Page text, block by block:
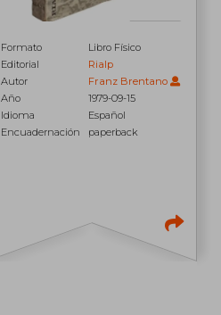
Formato
Libro Físico
Editorial
Rialp
Autor
Franz Brentano
Año
1979-09-15
Idioma
Español
Encuadernación
paperback